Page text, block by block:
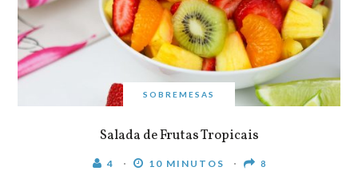
SOBREMESAS
Salada de Frutas Tropicais
4 10 MINUTOS 8